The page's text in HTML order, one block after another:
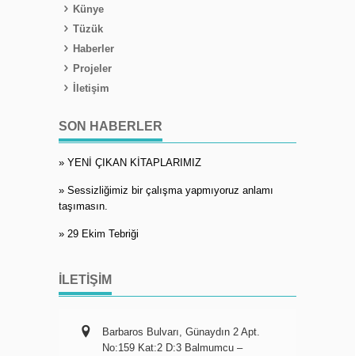
Künye
Tüzük
Haberler
Projeler
İletişim
SON HABERLER
» YENİ ÇIKAN KİTAPLARIMIZ
» Sessizliğimiz bir çalışma yapmıyoruz anlamı
taşımasın.
» 29 Ekim Tebriği
İLETIŞIM
Barbaros Bulvarı, Günaydın 2 Apt.
No:159 Kat:2 D:3 Balmumcu –